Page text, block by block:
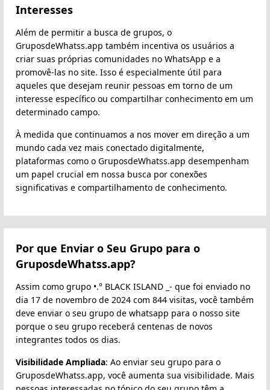
Interesses
Além de permitir a busca de grupos, o
GruposdeWhatss.app também incentiva os usuários a
criar suas próprias comunidades no WhatsApp e a
promovê-las no site. Isso é especialmente útil para
aqueles que desejam reunir pessoas em torno de um
interesse específico ou compartilhar conhecimento em um
determinado campo.
À medida que continuamos a nos mover em direção a um
mundo cada vez mais conectado digitalmente,
plataformas como o GruposdeWhatss.app desempenham
um papel crucial em nossa busca por conexões
significativas e compartilhamento de conhecimento.
Por que Enviar o Seu Grupo para o
GruposdeWhatss.app?
Assim como grupo •.° BLACK ISLAND _- que foi enviado no
dia 17 de novembro de 2024 com 844 visitas, você também
deve enviar o seu grupo de whatsapp para o nosso site
porque o seu grupo receberá centenas de novos
integrantes todos os dias.
Visibilidade Ampliada: Ao enviar seu grupo para o
GruposdeWhatss.app, você aumenta sua visibilidade. Mais